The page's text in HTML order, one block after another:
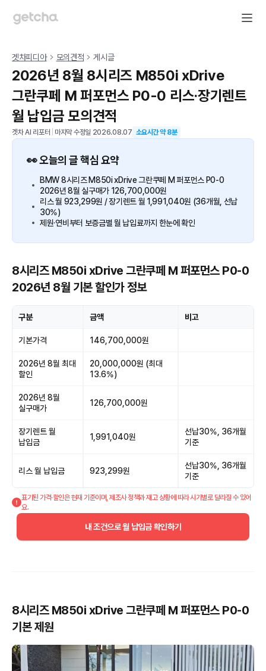
겟차피디아 모의견적 게시글
2026년 8월 8시리즈 M850i xDrive
그란쿠페 M 퍼포먼스 P0-0 리스·장기렌트
월 납입금 모의견적
겟차 AI 리포터 마지막 수정일 2026.08.07 소요시간 약8분
👀 오늘의 글 핵심 요약
BMW 8시리즈 M850i xDrive 그란쿠페 M 퍼포먼스 P0-0
2026년 8월 실구매가 126,700,000원
리스 월 923,299원 / 장기렌트 월 1,991,040원 (36개월, 선납
30%)
제원·연비부터 보증금별 월 납입료까지 한눈에 확인
8시리즈 M850i xDrive 그란쿠페 M 퍼포먼스 P0-0
2026년 8월 기본 할인가 정보
구분 금액 비고
기본가격 146,700,000원
2026년 8월 최대
할인
20,000,000원 (최대
13.6%)
2026년 8월
실구매가
126,700,000원
장기렌트 월
납입금
1,991,040원
선납30%, 36개월
기준
리스 월 납입금 923,299원
선납30%, 36개월
기준
표기된 가격·할인은 현재 기준이며, 제조사 정책과 재고 상황에 따라 시기별로 달라질 수 있어
요.
내 조건으로 월 납입금 확인하기
8시리즈 M850i xDrive 그란쿠페 M 퍼포먼스 P0-0
기본 제원